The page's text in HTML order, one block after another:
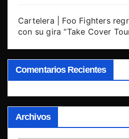
Cartelera | Foo Fighters
con su gira “Take Cover
Comentarios Recientes
Archivos